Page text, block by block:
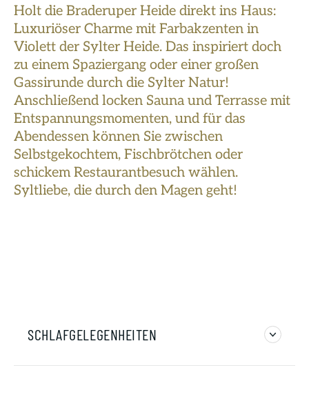
Holt die Braderuper Heide direkt ins Haus:
Luxuriöser Charme mit Farbakzenten in
Violett der Sylter Heide. Das inspiriert doch
zu einem Spaziergang oder einer großen
Gassirunde durch die Sylter Natur!
Anschließend locken Sauna und Terrasse mit
Entspannungsmomenten, und für das
Abendessen können Sie zwischen
Selbstgekochtem, Fischbrötchen oder
schickem Restaurantbesuch wählen.
Syltliebe, die durch den Magen geht!
SCHLAFGELEGENHEITEN